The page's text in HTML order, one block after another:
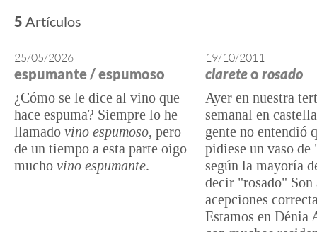
5 Artículos
25/05/2026
espumante / espumoso
¿Cómo se le dice al vino que
hace espuma? Siempre lo he
llamado vino espumoso, pero
de un tiempo a esta parte oigo
mucho vino espumante.
19/10/2011
clareteo rosado
Ayer en nuestra
semanal en
gente no entendió
pidiese un vaso de
según la mayoría
decir "rosado" Son
acepciones
Estamos en Dénia